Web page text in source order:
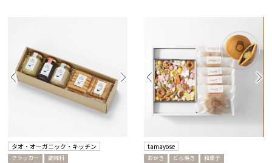
タオ・オーガニック・キッチン
クラッカー 調味料
tamayose
おかき どら焼き 和菓子